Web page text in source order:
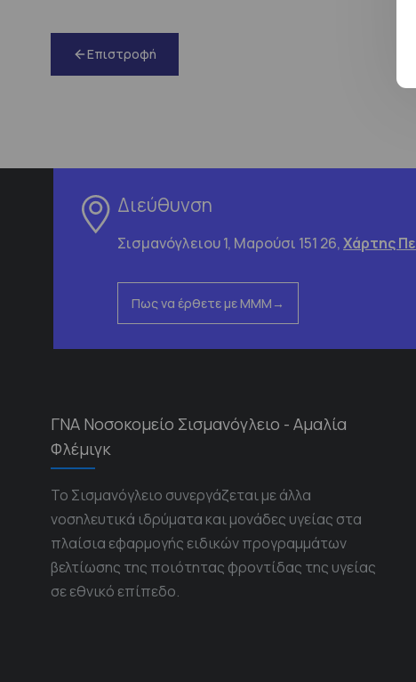
Επιστροφή
Διεύθυνση
Σισμανόγλειου 1, Μαρούσι 151 26,Χάρτης
Πως να έρθετε με ΜΜΜ
ΓΝΑ Νοσοκομείο Σισμανόγλειο - Αμαλία
Φλέμιγκ
Το Σισμανόγλειο συνεργάζεται με άλλα
νοσηλευτικά ιδρύματα και μονάδες υγείας στα
πλαίσια εφαρμογής ειδικών προγραμμάτων
βελτίωσης της ποιότητας φροντίδας της υγείας
σε εθνικό επίπεδο.